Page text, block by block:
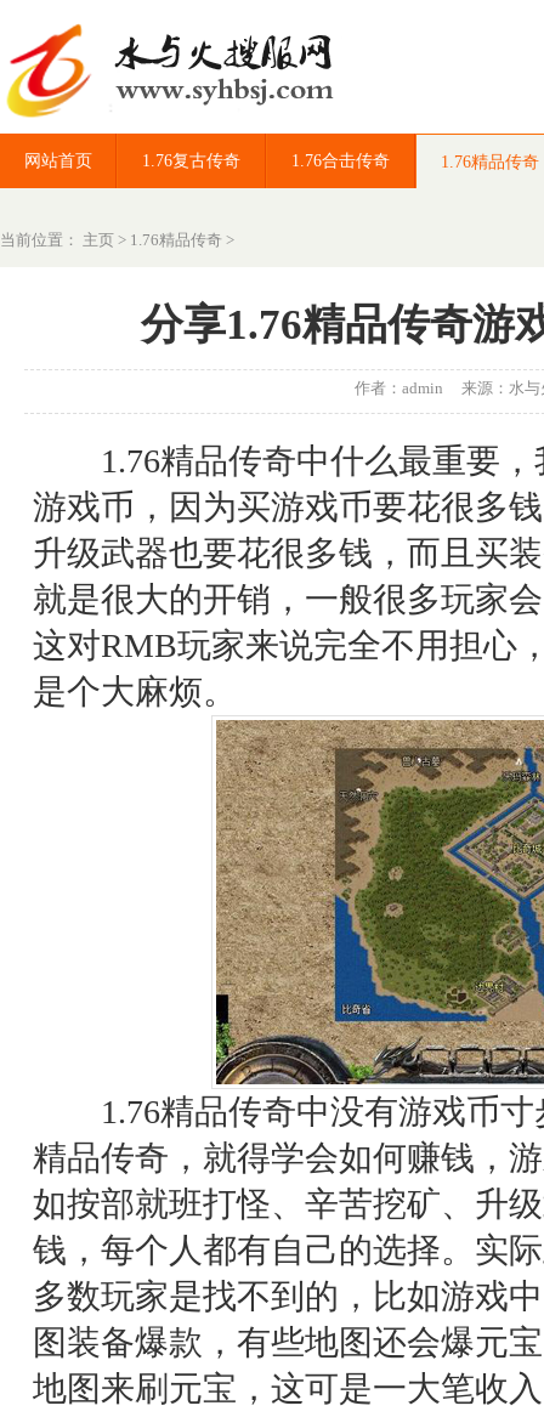
网站首页 1.76复古传奇 1.76合击传奇 1.76精品传奇
当前位置： 主页 > 1.76精品传奇 >
分享1.76精品传奇游
作者：admin 来源： 水与
1.76精品传奇中什么最重要，
游戏币，因为买游戏币要花很多
升级武器也要花很多钱，而且买
就是很大的开销，一般很多玩家
这对RMB玩家来说完全不用担心
是个大麻烦。
1.76精品传奇中没有游戏币寸
精品传奇，就得学会如何赚钱，
如按部就班打怪、辛苦挖矿、升
钱，每个人都有自己的选择。实
多数玩家是找不到的，比如游戏
图装备爆款，有些地图还会爆元
地图来刷元宝，这可是一大笔收